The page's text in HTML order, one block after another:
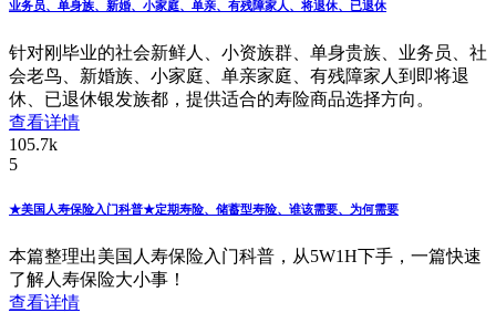
业务员、单身族、新婚、小家庭、单亲、有残障家人、将退休、已退休
针对刚毕业的社会新鲜人、小资族群、单身贵族、业务员、社
会老鸟、新婚族、小家庭、单亲家庭、有残障家人到即将退
休、已退休银发族都，提供适合的寿险商品选择方向。
查看详情
105.7k
5
★美国人寿保险入门科普★定期寿险、储蓄型寿险、谁该需要、为何需要
本篇整理出美国人寿保险入门科普，从5W1H下手，一篇快速
了解人寿保险大小事！
查看详情